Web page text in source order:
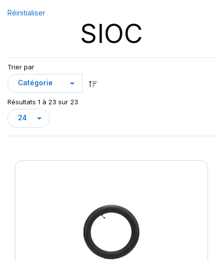
Réinitialiser
SIOC
Trier par
Résultats 1 à 23 sur 23